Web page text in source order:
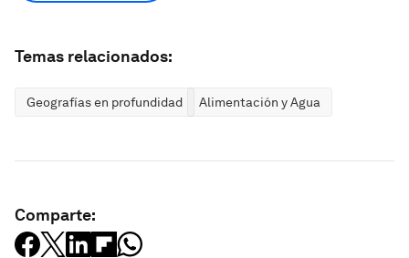
Temas relacionados:
Geografías en profundidad Alimentación y Agua
Comparte: